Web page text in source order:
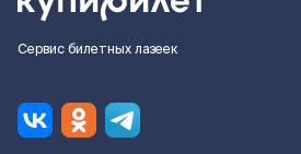
Сервис билетных лазеек